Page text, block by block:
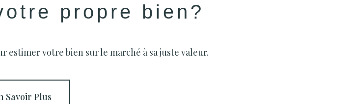
propre bien?
estimer votre bien sur le marché à sa juste valeur.
Savoir Plus